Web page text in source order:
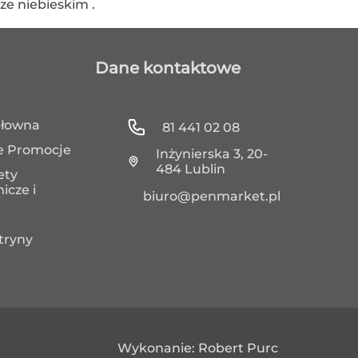
niebieskim .
Promocje
i
Dane kontaktowe
81 441 02 08
Inżynierska 3, 20-
484 Lublin
biuro@penmarket.pl
Wykonanie: Robert Purc